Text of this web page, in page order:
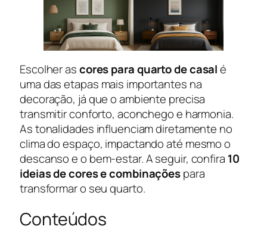
Escolher ascores para quarto de casalé
uma das etapas mais importantes na
decoração, já que o ambiente precisa
transmitir conforto, aconchego e harmonia.
As tonalidades influenciam diretamente no
clima do espaço, impactando até mesmo o
descanso e o bem-estar. A seguir, confira 10
ideias de cores e combinaçõespara
transformar o seu quarto.
Conteúdos